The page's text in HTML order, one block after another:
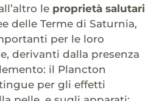
le proprietà salutari
delle Terme di Saturnia,
per le loro
derivanti dalla presenza
il Plancton
per gli effetti